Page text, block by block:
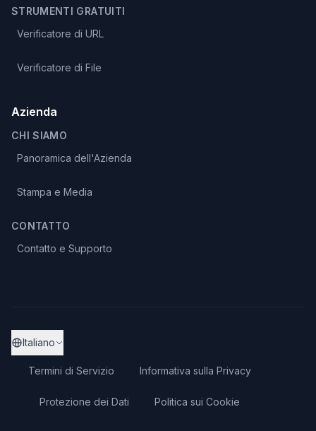
STRUMENTI GRATUITI
Verificatore di URL
Verificatore di File
Azienda
CHI SIAMO
Panoramica dell'Azienda
Stampa e Media
CONTATTO
Contatto e Supporto
Italiano
Termini di Servizio Informativa sulla Privacy
Protezione dei Dati Politica sui Cookie